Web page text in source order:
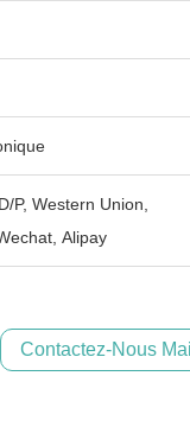
P, Western Union,
Alipay
Contactez-Nous